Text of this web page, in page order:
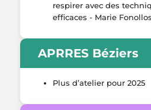
respirer avec des
efficaces - Marie
APRRES Béziers
Plus d’atelier pour 2025